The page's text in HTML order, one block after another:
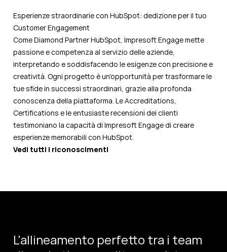
Esperienze straordinarie con HubSpot: dedizione per il tuo
Customer Engagement
Come Diamond Partner HubSpot, Impresoft Engage mette
passione e competenza al servizio delle aziende,
interpretando e soddisfacendo le esigenze con precisione e
creatività. Ogni progetto è un'opportunità per trasformare le
tue sfide in successi straordinari, grazie alla profonda
conoscenza della piattaforma. Le Accreditations,
Certifications e le entusiaste recensioni dei clienti
testimoniano la capacità di Impresoft Engage di creare
esperienze memorabili con HubSpot.
Vedi tutti i riconoscimenti
L'allineamento perfetto tra i team